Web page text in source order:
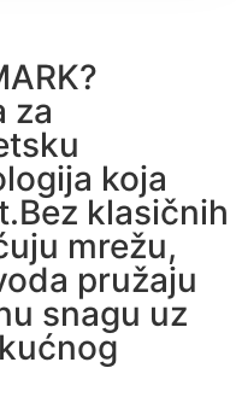
za
koja
klasičnih
mrežu,
pružaju
snagu uz